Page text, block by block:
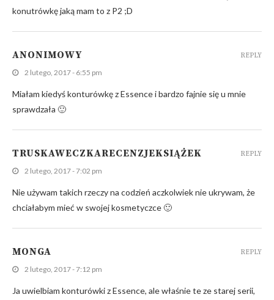
konutrówkę jaką mam to z P2 ;D
ANONIMOWY
2 lutego, 2017 - 6:55 pm
Miałam kiedyś konturówkę z Essence i bardzo fajnie się u mnie
sprawdzała 🙂
REPLY
TRUSKAWECZKARECENZJEKSIĄŻEK
2 lutego, 2017 - 7:02 pm
Nie używam takich rzeczy na codzień aczkolwiek nie ukrywam, że
chciałabym mieć w swojej kosmetyczce 🙂
REPLY
MONGA
2 lutego, 2017 - 7:12 pm
Ja uwielbiam konturówki z Essence, ale właśnie te ze starej serii,
REPLY